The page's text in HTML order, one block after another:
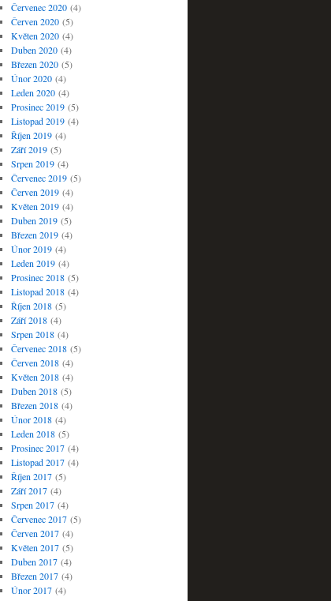
Červenec 2020(4)
Červen 2020(5)
Květen 2020(4)
Duben 2020(4)
Březen 2020(5)
Únor 2020(4)
Leden 2020(4)
Prosinec 2019(5)
Listopad 2019(4)
Říjen 2019(4)
Září 2019(5)
Srpen 2019(4)
Červenec 2019(5)
Červen 2019(4)
Květen 2019(4)
Duben 2019(5)
Březen 2019(4)
Únor 2019(4)
Leden 2019(4)
Prosinec 2018(5)
Listopad 2018(4)
Říjen 2018(5)
Září 2018(4)
Srpen 2018(4)
Červenec 2018(5)
Červen 2018(4)
Květen 2018(4)
Duben 2018(5)
Březen 2018(4)
Únor 2018(4)
Leden 2018(5)
Prosinec 2017(4)
Listopad 2017(4)
Říjen 2017(5)
Září 2017(4)
Srpen 2017(4)
Červenec 2017(5)
Červen 2017(4)
Květen 2017(5)
Duben 2017(4)
Březen 2017(4)
Únor 2017(4)